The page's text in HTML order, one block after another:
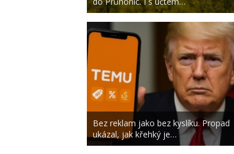
Bez reklam jako bez kyslíku. Propad
ukázal, jak křehký je…